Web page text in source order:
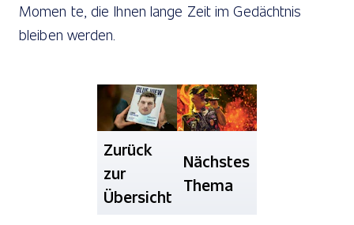
Momen te, die Ihnen lange Zeit im Gedächtnis
bleiben werden.
Zurück
zur
Übersicht
Nächstes
Thema